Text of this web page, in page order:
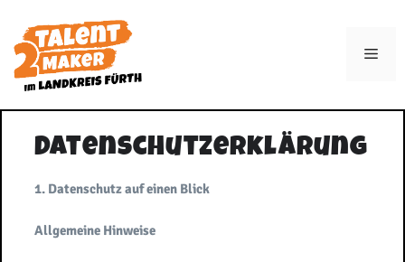
Inhalt
springen
Datenschutzerklärung
1. Datenschutz auf einen Blick
Allgemeine Hinweise